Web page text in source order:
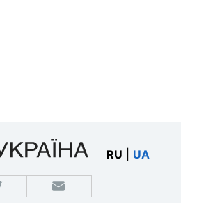
RU UA